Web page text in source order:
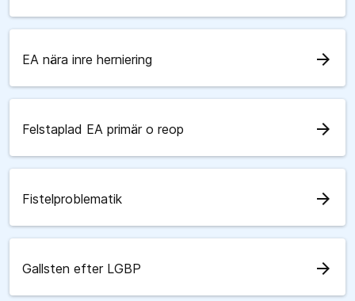
EA nära inre herniering arrow_forward
Felstaplad EA primär o reop arrow_forward
Fistelproblematik arrow_forward
Gallsten efter LGBP arrow_forward